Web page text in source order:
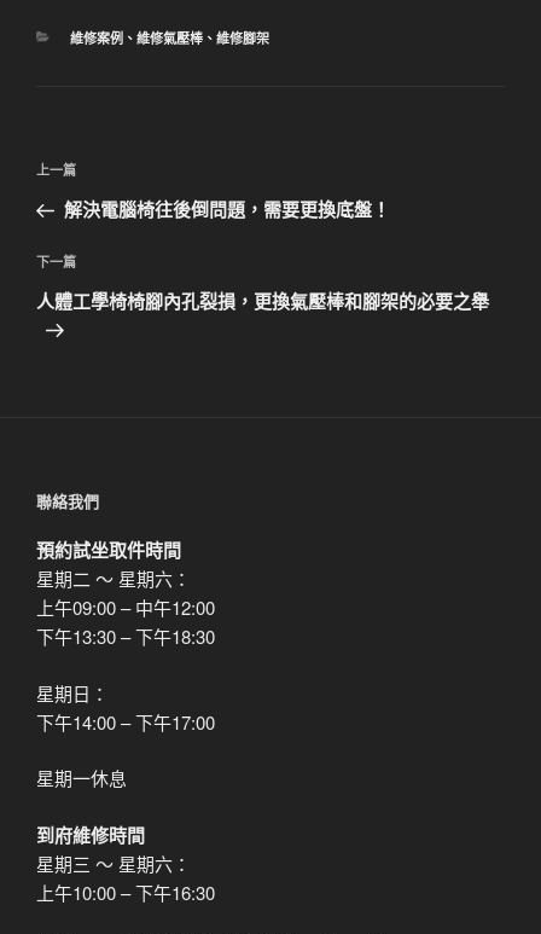
分
維修案例 、 維修氣壓棒、 維修腳架
文
導
覽
上
一
文
章
上一篇
解決電腦椅往後倒問題，需要更換底盤！
下
一
篇
下一篇
人體工學椅椅腳內孔裂損，更換氣壓棒和腳架的必要之舉
聯絡我們
預約試坐取件時間
星期二 ～ 星期六：
上午09:00 – 中午12:00
下午13:30 – 下午18:30
星期日：
下午14:00 – 下午17:00
星期一休息
到府維修時間
星期三 ～ 星期六：
上午10:00 – 下午16:30